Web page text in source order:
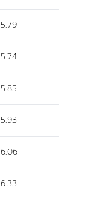
5.79
5.74
5.85
5.93
6.06
6.33